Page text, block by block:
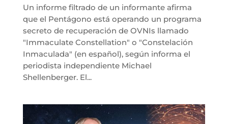
Un informe filtrado de un informante afirma
que el Pentágono está operando un programa
secreto de recuperación de OVNIs llamado
"Immaculate Constellation" o "Constelación
Inmaculada" (en español), según informa el
periodista independiente Michael
Shellenberger. El...